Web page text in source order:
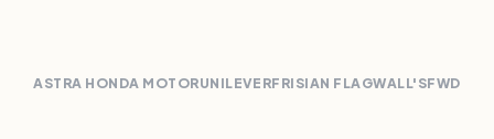
ASTRA HONDA MOTORUNILEVERFRISIAN FLAGWALL'SFWD